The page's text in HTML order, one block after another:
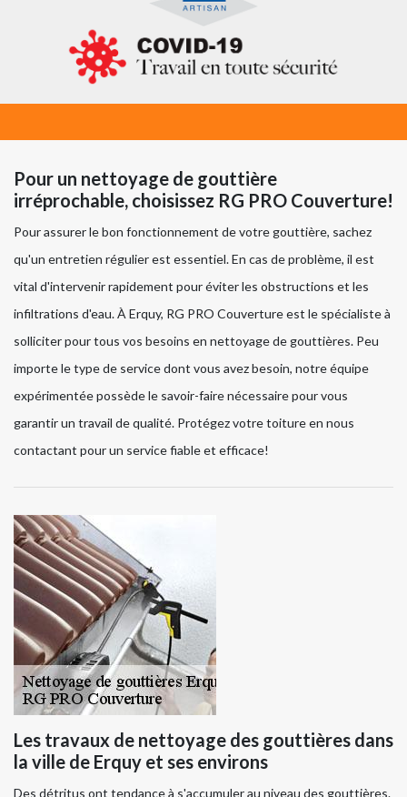
Pour un nettoyage de gouttière
irréprochable, choisissez RG PRO Couverture!
Pour assurer le bon fonctionnement de votre gouttière, sachez
qu'un entretien régulier est essentiel. En cas de problème, il est
vital d'intervenir rapidement pour éviter les obstructions et les
infiltrations d'eau. À Erquy, RG PRO Couverture est le spécialiste à
solliciter pour tous vos besoins en nettoyage de gouttières. Peu
importe le type de service dont vous avez besoin, notre équipe
expérimentée possède le savoir-faire nécessaire pour vous
garantir un travail de qualité. Protégez votre toiture en nous
contactant pour un service fiable et efficace!
Les travaux de nettoyage des gouttières dans
la ville de Erquy et ses environs
Des détritus ont tendance à s'accumuler au niveau des gouttières.